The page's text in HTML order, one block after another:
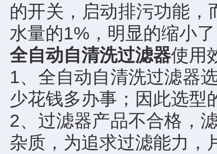
的开关，启动排污功能
水量的1%，明显的缩小
全自动自清洗过滤器使用
1、全自动自清洗过滤器
少花钱多办事；因此选型
2、过滤器产品不合格，
杂质，为追求过滤能力，